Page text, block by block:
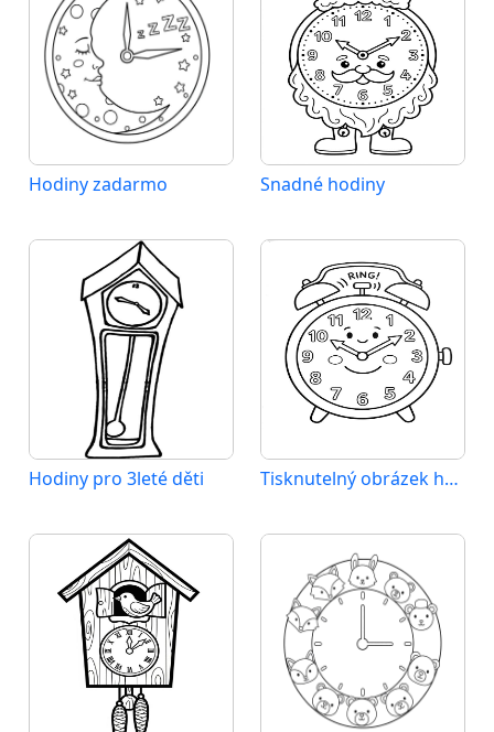
Hodiny zadarmo Snadné hodiny
Hodiny pro 3leté děti Tisknutelný obrázek hodiny